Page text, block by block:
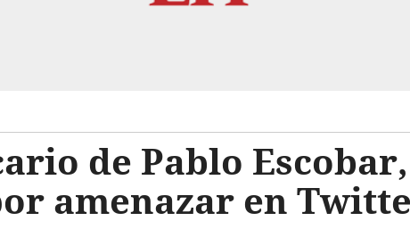
de Pablo Escobar,
amenazar en